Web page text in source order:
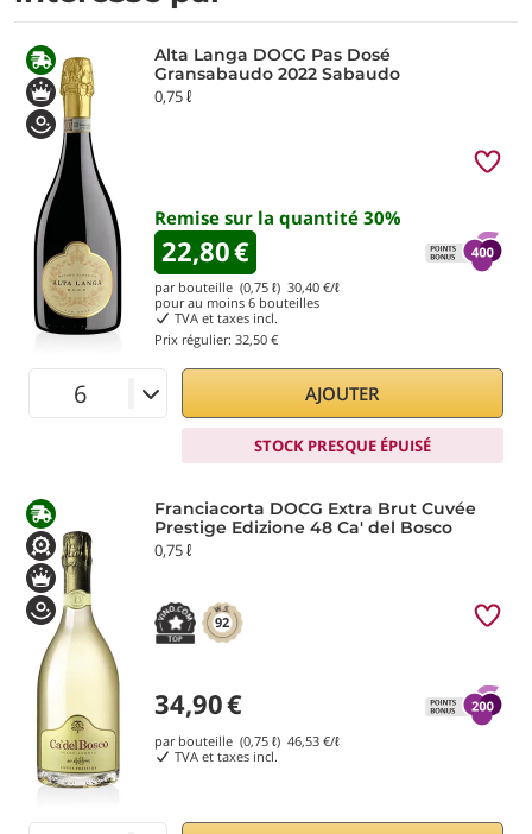
Alta Langa DOCG Pas Dosé
Gransabaudo 2022 Sabaudo
0,75 ℓ
Remise sur la quantité 30%
22,80€
par bouteille (0,75 ℓ) 30,40 €/ℓ
pour au moins 6 bouteilles
TVA et taxes incl.
Prix régulier: 32,50 €
AJOUTER
STOCK PRESQUE ÉPUISÉ
Franciacorta DOCG Extra Brut Cuvée
Prestige Edizione 48 Ca' del Bosco
0,75 ℓ
92
34,90€
par bouteille (0,75 ℓ) 46,53 €/ℓ
TVA et taxes incl.